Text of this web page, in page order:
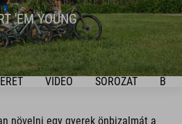
'EM YOUNG
VIDEO SOROZAT
növelni egy gyerek önbizalmát a